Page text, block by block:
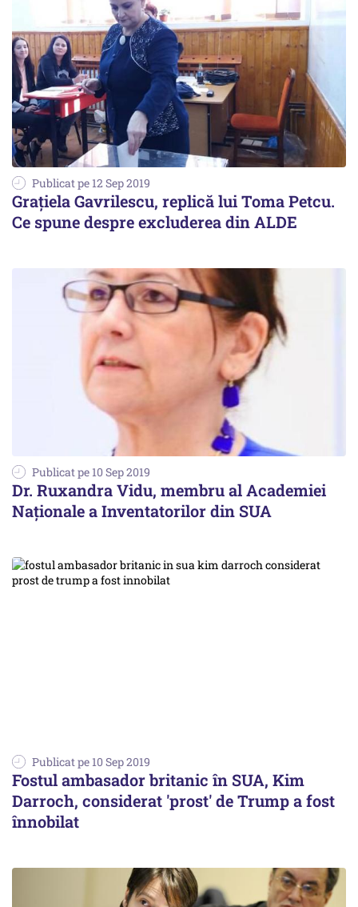
Publicat pe 12 Sep 2019
Grațiela Gavrilescu, replică lui Toma Petcu.
Ce spune despre excluderea din ALDE
Publicat pe 10 Sep 2019
Dr. Ruxandra Vidu, membru al Academiei
Naționale a Inventatorilor din SUA
Publicat pe 10 Sep 2019
Fostul ambasador britanic în SUA, Kim
Darroch, considerat 'prost' de Trump a fost
înnobilat